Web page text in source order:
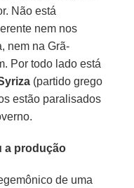
Não está
nem nos
nem na Grã-
Por todo lado está
(partido grego
estão paralisados
a produção
de uma